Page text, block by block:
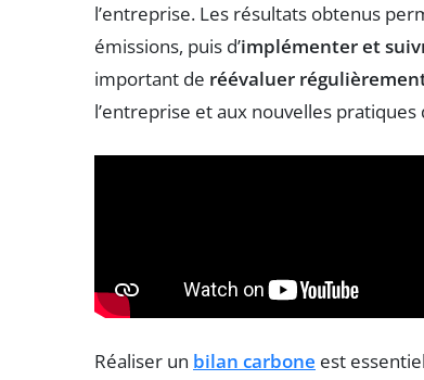
l’entreprise. Les résultats obtenus
émissions, puis d’implémenter et
important de réévaluer
l’entreprise et aux nouvelles pratiques
Réaliser un bilan carbone est